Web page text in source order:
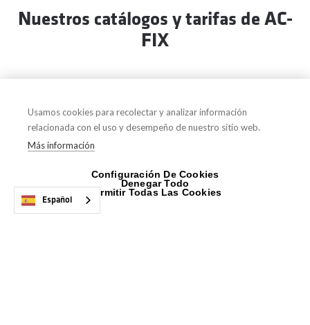
Nuestros catálogos y tarifas de AC-
FIX
Usamos cookies para recolectar y analizar información
relacionada con el uso y desempeño de nuestro sitio web.
Más información
Configuración De Cookies
Denegar Todo
Permitir Todas Las Cookies
Español